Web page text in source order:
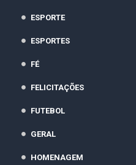
ESPORTE
ESPORTES
FÉ
FELICITAÇÕES
FUTEBOL
GERAL
HOMENAGEM